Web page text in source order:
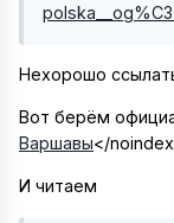
Нехорошо
Вот берём
Варшавы</
И читаем